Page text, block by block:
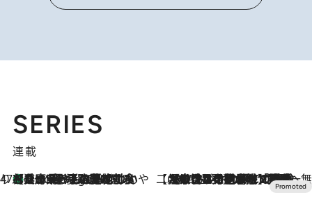
SERIES
連載
47都道府県の手みやげ ひんやりスイーツで夏を満喫
5 Hours Ago
【兵庫県】この夏絶対食べたい 冷やしておいしいおやつ3選 淡路島の恵みをジェラートに集約 【CREA×星野リゾート】唯一無二。癒しと発見が待つ場所へ
2026.8.7
【トンボの足水浴】ヒノキの香りに包まれて涼感マックス！約13℃の湧水かけ流しを避暑地「星野温泉 トンボの湯」で体験